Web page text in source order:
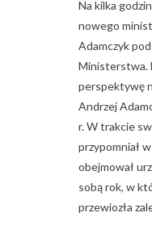
Na kilka
nowego
Adamczyk
Ministerstwa.
perspektywę
Andrzej
r. W trakcie
przypomniał
obejmował
sobą rok, w
przewiozła